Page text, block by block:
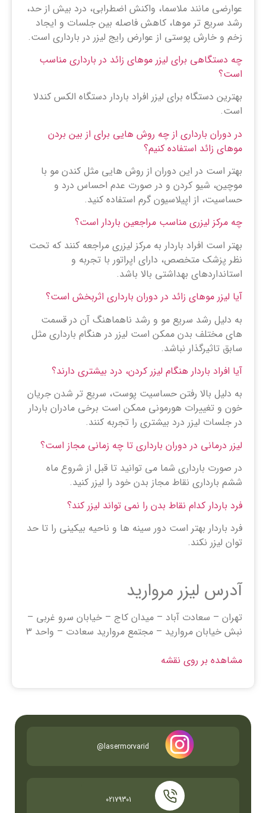
عوارضی مانند ملاسما، واکنش اضطرابی، درد بیش از حد،
رشد سریع تر موها، کاهش فاصله بین جلسات و ایجاد
زخم و خارش پوستی از عوارض رایج لیزر در بارداری است.
چه دستگاهی برای لیزر موهای زائد در بارداری مناسب
است؟
بهترین دستگاه برای لیزر افراد باردار دستگاه الکس کندلا
است.
در دوران بارداری از چه روش هایی برای از بین بردن
موهای زائد استفاده کنیم؟
بهتر است در این دوران از روش هایی مثل کندن مو با
موچین، شیو کردن و در صورت عدم احساس درد و
حساسیت، از اپیلاسیون گرم استفاده کنید.
چه مرکز لیزری مناسب مراجعین باردار است؟
بهتر است افراد باردار به مرکز لیزری مراجعه کنند که تحت
نظر پزشک متخصص، دارای اپراتور با تجربه و
استانداردهای بهداشتی بالا باشد.
آیا لیزر موهای زائد در دوران بارداری اثربخش است؟
به دلیل رشد سریع مو و رشد ناهماهنگ آن در قسمت
های مختلف بدن ممکن است لیزر در هنگام بارداری مثل
سابق تاثیرگذار نباشد.
آیا افراد باردار هنگام لیزر کردن، درد بیشتری دارند؟
به دلیل بالا رفتن حساسیت پوست، سریع تر شدن جریان
خون و تغییرات هورمونی ممکن است برخی مادران باردار
در جلسات لیزر درد بیشتری را تجربه کنند.
لیزر درمانی در دوران بارداری تا چه زمانی مجاز است؟
در صورت بارداری شما می توانید تا قبل از شروع ماه
ششم بارداری نقاط مجاز بدن خود را لیزر کنید.
فرد باردار کدام نقاط بدن را نمی تواند لیزر کند؟
فرد باردار بهتر است دور سینه ها و ناحیه بیکینی را تا حد
توان لیزر نکند.
آدرس لیزر مروارید
تهران – سعادت آباد – میدان کاج – خیابان سرو غربی –
نبش خیابان مروارید – مجتمع مروارید سعادت – واحد ۳
مشاهده بر روی نقشه
lasermorvarid@
02179301